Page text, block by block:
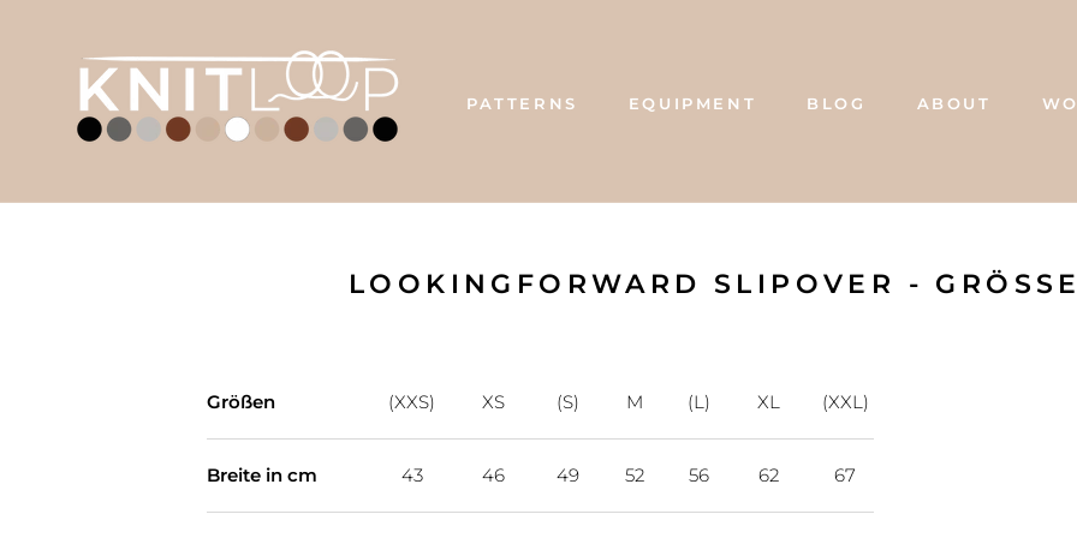
PATTERNS EQUIPMENT BLOG ABOUT
LOOKINGFORWARD SLIPOVER -
Größen (XXS) XS (S) M (L) XL (XXL)
Breite in cm 43 46 49 52 56 62 67